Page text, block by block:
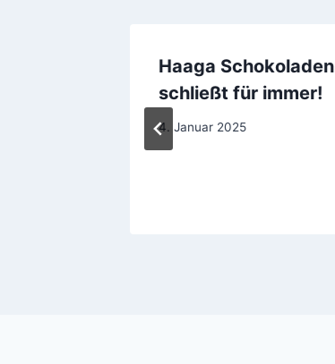
Haaga Schokoladen
schließt für immer!
4. Januar 2025